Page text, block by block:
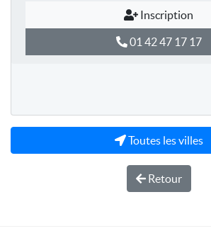
Inscription
01 42 47 17 17
Toutes les villes
Retour